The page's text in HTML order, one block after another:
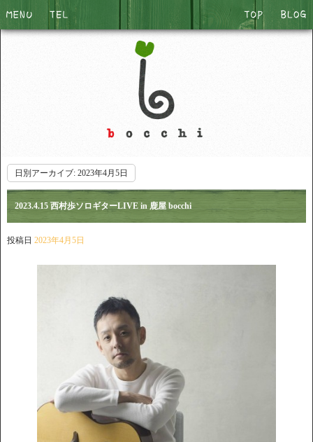
日別アーカイブ: 2023年4月5日
2023.4.15 西村歩ソロギターLIVE in 鹿屋 bocchi
投稿日 2023年4月5日